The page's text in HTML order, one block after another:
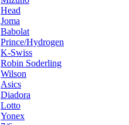
Head
Joma
Babolat
Prince/Hydrogen
K-Swiss
Robin Soderling
Wilson
Asics
Diadora
Lotto
Yonex